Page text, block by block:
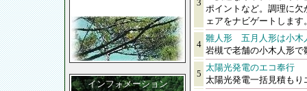
インフォメーション
3
ポイントなど。調理に
ェアをナビゲートします
4
雛人形 五月人形は小木
岩槻で老舗の小木人形
5
太陽光発電のエコ奉行
太陽光発電一括見積もり